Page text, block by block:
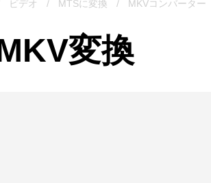
ビデオ / MTSに変換 / MKVコンバーター
変換